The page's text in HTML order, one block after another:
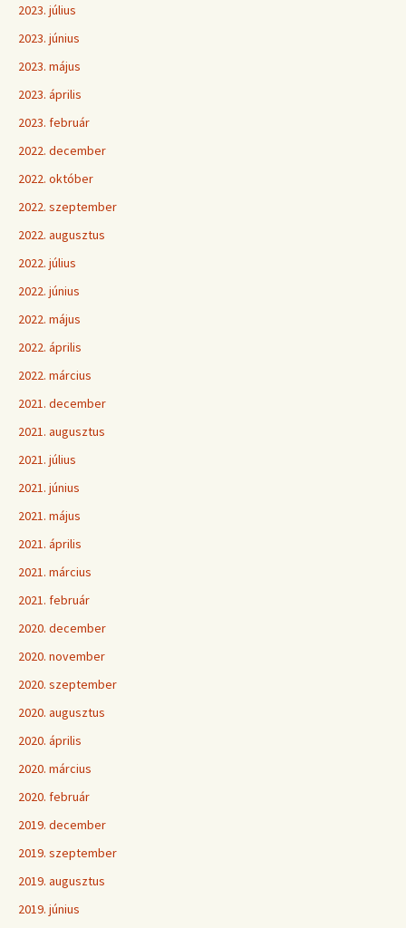
2023. július
2023. június
2023. május
2023. április
2023. február
2022. december
2022. október
2022. szeptember
2022. augusztus
2022. július
2022. június
2022. május
2022. április
2022. március
2021. december
2021. augusztus
2021. július
2021. június
2021. május
2021. április
2021. március
2021. február
2020. december
2020. november
2020. szeptember
2020. augusztus
2020. április
2020. március
2020. február
2019. december
2019. szeptember
2019. augusztus
2019. június